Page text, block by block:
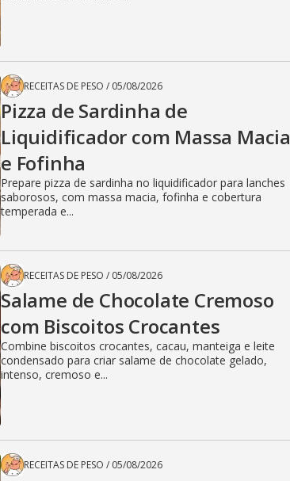
RECEITAS DE PESO / 05/08/2026
Pizza de Sardinha de
Liquidificador com Massa Macia
e Fofinha
Prepare pizza de sardinha no liquidificador para lanches
saborosos, com massa macia, fofinha e cobertura
temperada e...
RECEITAS DE PESO / 05/08/2026
Salame de Chocolate Cremoso
com Biscoitos Crocantes
Combine biscoitos crocantes, cacau, manteiga e leite
condensado para criar salame de chocolate gelado,
intenso, cremoso e...
RECEITAS DE PESO / 05/08/2026